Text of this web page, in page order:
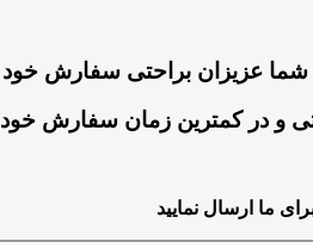
عزیزان براحتی سفارش خود
و در کمترین زمان سفارش خود
ما ارسال نمایید